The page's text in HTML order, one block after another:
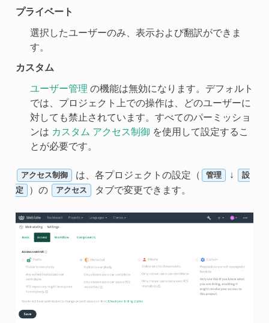
プライベート
選択したユーザーのみ、表示および翻訳ができま
す。
カスタム
ユーザー管理 の機能は無効になります。デフォルト
では、プロジェクト上での操作は、どのユーザーに
対しても禁止されています。すべてのパーミッショ
ンは カスタム アクセス制御 を使用して設定するこ
とが必要です。
アクセス制御 は、各プロジェクトの設定（ 管理 ↓
設
定
）の アクセス タブで変更できます。